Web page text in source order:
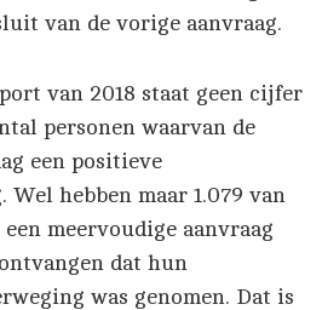
van de vorige aanvraag.
van 2018 staat geen cijfer
personen waarvan de
een positieve
Wel hebben maar 1.079 van
meervoudige aanvraag
dat hun
was genomen. Dat is